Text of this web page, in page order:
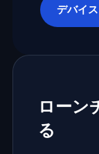
デバイ
ローン
る